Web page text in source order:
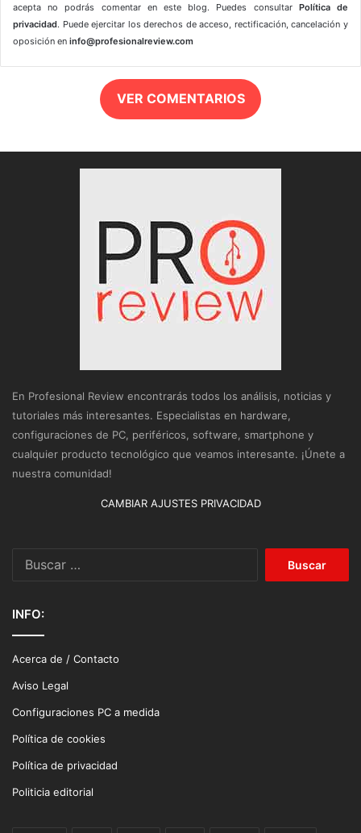
acepta no podrás comentar en este blog. Puedes consultar Política de
privacidad. Puede ejercitar los derechos de acceso, rectificación, cancelación y
oposición en info@profesionalreview.com
VER COMENTARIOS
En Profesional Review encontrarás todos los análisis, noticias y
tutoriales más interesantes. Especialistas en hardware,
configuraciones de PC, periféricos, software, smartphone y
cualquier producto tecnológico que veamos interesante. ¡Únete a
nuestra comunidad!
CAMBIAR AJUSTES PRIVACIDAD
INFO:
Acerca de / Contacto
Aviso Legal
Configuraciones PC a medida
Política de cookies
Política de privacidad
Politicia editorial